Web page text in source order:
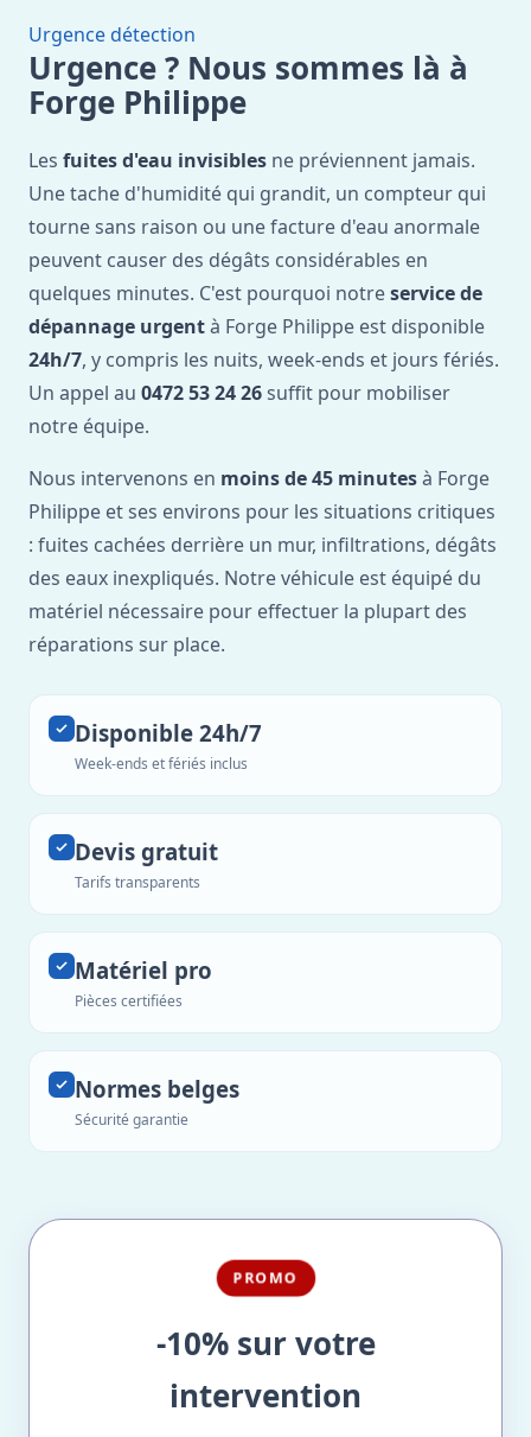
Urgence détection
Urgence ? Nous sommes là à
Forge Philippe
Les fuites d'eau invisibles ne préviennent jamais.
Une tache d'humidité qui grandit, un compteur qui
tourne sans raison ou une facture d'eau anormale
peuvent causer des dégâts considérables en
quelques minutes. C'est pourquoi notreservice de
dépannage urgentà Forge Philippe est disponible
24h/7, y compris les nuits, week-ends et jours fériés.
Un appel au 0472 53 24 26 suffit pour mobiliser
notre équipe.
Nous intervenons en moins de 45 minutesà Forge
Philippe et ses environs pour les situations critiques
: fuites cachées derrière un mur, infiltrations, dégâts
des eaux inexpliqués. Notre véhicule est équipé du
matériel nécessaire pour effectuer la plupart des
réparations sur place.
Disponible 24h/7
Week-ends et fériés inclus
Devis gratuit
Tarifs transparents
Matériel pro
Pièces certifiées
Normes belges
Sécurité garantie
PROMO
-10% sur votre
intervention